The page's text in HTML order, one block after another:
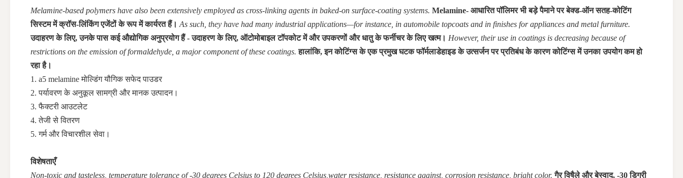
Melamine-based polymers have also been extensively employed as cross-linking agents in baked-on surface-coating systems. Melamine- आधारित पॉलिमर भी बड़े पैमाने पर बेक्ड-ऑन सतह-कोटिंग
सिस्टम में क्रॉस-लिंकिंग एजेंटों के रूप में कार्यरत हैं। As such, they have had many industrial applications—for instance, in automobile topcoats and in finishes for appliances and metal furniture.
उदाहरण के लिए, उनके पास कई औद्योगिक अनुप्रयोग हैं - उदाहरण के लिए, ऑटोमोबाइल टॉपकोट में और उपकरणों और धातु के फर्नीचर के लिए खत्म। However, their use in coatings is decreasing because of
restrictions on the emission of formaldehyde, a major component of these coatings. हालांकि, इन कोटिंग्स के एक प्रमुख घटक फॉर्मलाडेहाइड के उत्सर्जन पर प्रतिबंध के कारण कोटिंग्स में उनका उपयोग कम हो
रहा है।
1. a5 melamine मोल्डिंग यौगिक सफेद पाउडर
2. पर्यावरण के अनुकूल सामग्री और मानक उत्पादन।
3. फैक्टरी आउटलेट
4. तेजी से वितरण
5. गर्म और विचारशील सेवा।
विशेषताएँ
Non-toxic and tasteless, temperature tolerance of -30 degrees Celsius to 120 degrees Celsius,water resistance, resistance against, corrosion resistance, bright color. गैर विषैले और बेस्वाद, -30 डिग्री